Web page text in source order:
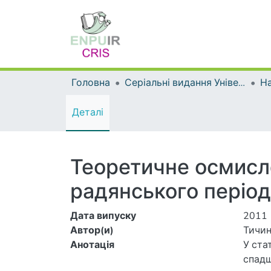
Головна Серіальні видання Університету
Деталі
Теоретичне
радянського
Дата випуску
2011
Автор(и)
Анотація
У